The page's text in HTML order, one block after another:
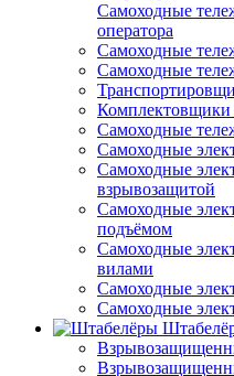
Самоходные
оператора
Самоходные
Самоходные
Комплектовщики
Самоходные
Самоходные
Самоходные
взрывозащитой
Самоходные
подъёмом
Самоходные
вилами
Самоходные
Самоходные